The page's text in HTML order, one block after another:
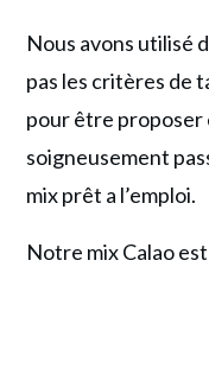
Nous avons utilisé
pas les critères de
pour être proposer
soigneusement
mix prêt a l’emploi.
Notre mix Calao